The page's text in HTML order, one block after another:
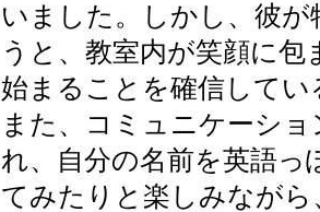
いました。しかし、彼
うと、教室内が笑顔に
始まることを確信して
また、コミュニケーシ
れ、自分の名前を英語
てみたりと楽しみなが